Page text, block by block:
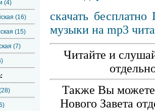
(4)
(16)
(15)
(7)
скачать
музыки на mp3
Читайте и
Также Вы можете
Нового Завета